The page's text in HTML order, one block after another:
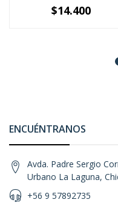
$14.400
ENCUÉNTRANOS
Avda. Padre Sergio
Urbano La Laguna,
+56 9 57892735